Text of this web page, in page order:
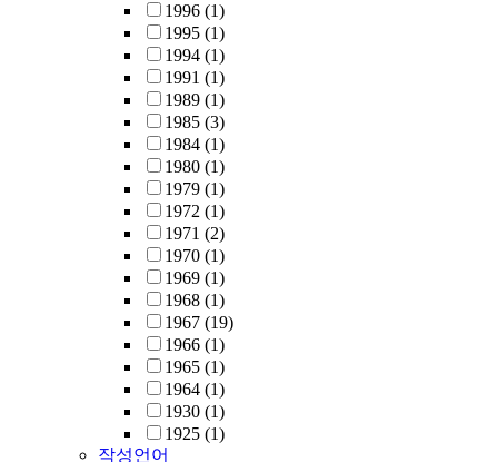
1996 (1)
1995 (1)
1994 (1)
1991 (1)
1989 (1)
1985 (3)
1984 (1)
1980 (1)
1979 (1)
1972 (1)
1971 (2)
1970 (1)
1969 (1)
1968 (1)
1967 (19)
1966 (1)
1965 (1)
1964 (1)
1930 (1)
1925 (1)
작성언어